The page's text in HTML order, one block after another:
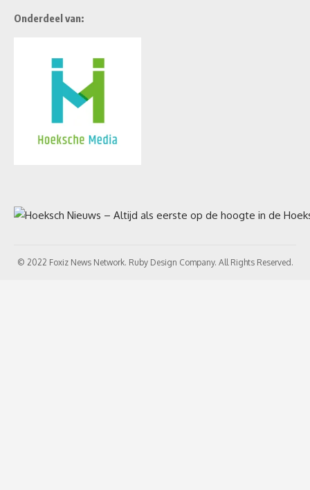
Onderdeel van:
© 2022 Foxiz News Network. Ruby Design Company. All Rights Reserved.